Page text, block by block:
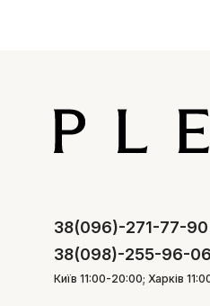
38(096)-271-77-90
38(098)-255-96-06
Київ 11:00-20:00; Харків